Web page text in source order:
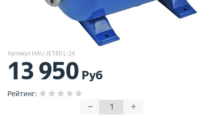
Артикул НАU JET80 L-24
13 950 Руб
Рейтинг:
− +